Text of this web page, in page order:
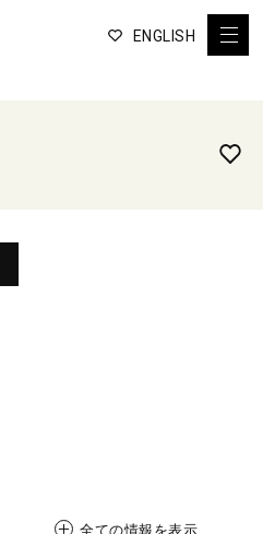
ENGLISH
全ての情報を表示